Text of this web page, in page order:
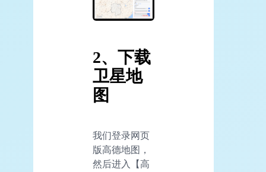
2、下载
卫星地
图
我们登录网页
版高德地图，
然后进入【高